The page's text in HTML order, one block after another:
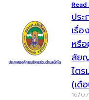
Read
ปร
เรื่
หรื
สัย
ไต
(เดื
16/